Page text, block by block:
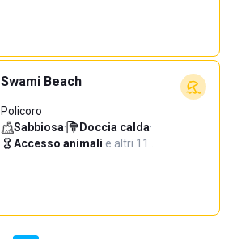
Swami Beach
Policoro
Sabbiosa· Doccia calda·
Accesso animali·e altri 11…